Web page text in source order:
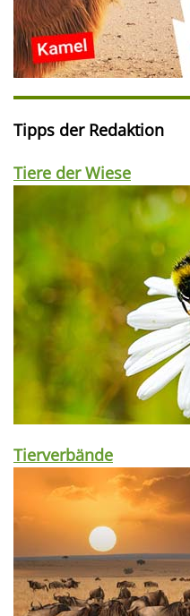
Tipps der Redaktion
Tiere der Wiese
Tierverbände